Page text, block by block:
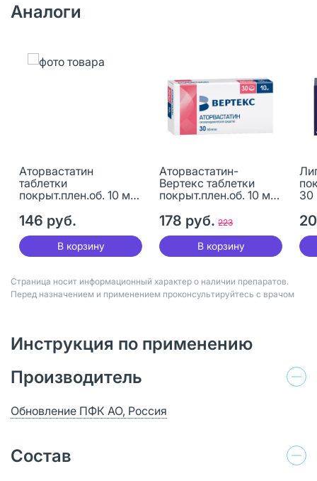
Аналоги
Аторвастатин
таблетки
покрыт.плен.об. 10 мг
146 руб.
В корзину
Аторвастатин-
Вертекс таблетки
покрыт.плен.об. 10 мг
178 руб. 223
В корзину
30
Страница носит информационный характер о наличии препаратов.
Перед назначением и применением проконсультируйтесь с врачом
Инструкция по применению
Производитель
Обновление ПФК АО, Россия
Состав